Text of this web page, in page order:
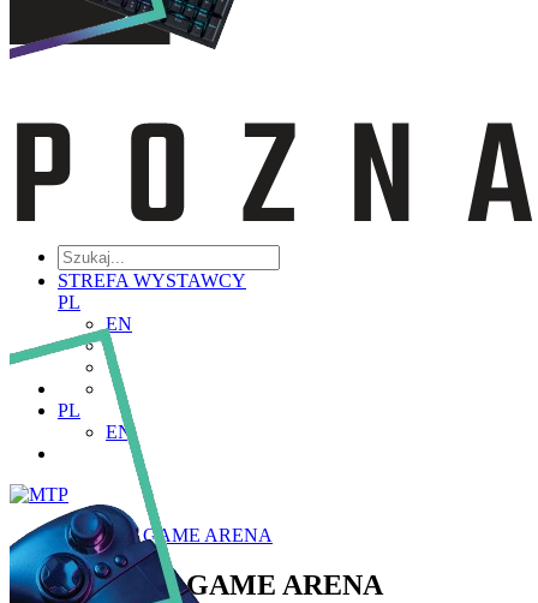
STREFA WYSTAWCY
PL
EN
PL
EN
POZNAŃ GAME ARENA
POZNAŃ GAME ARENA